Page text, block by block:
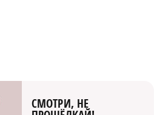
СМОТРИ, НЕ